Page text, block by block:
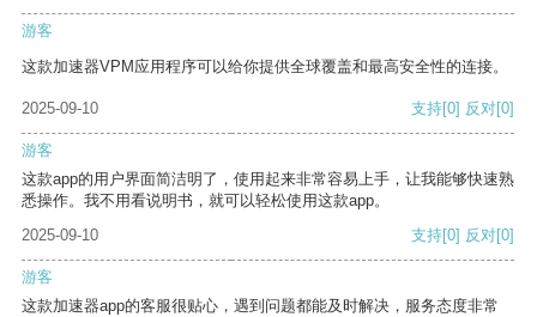
游客
这款加速器VPM应用程序可以给你提供全球覆盖和最高安全性的连接。
2025-09-10 支持[0] 反对[0]
游客
这款app的用户界面简洁明了，使用起来非常容易上手，让我能够快速熟
悉操作。我不用看说明书，就可以轻松使用这款app。
2025-09-10
支持[0] 反对[0]
游客
这款加速器app的客服很贴心，遇到问题都能及时解决，服务态度非常